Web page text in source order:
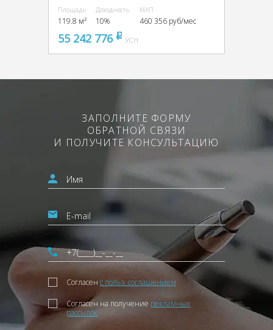
Площадь
119.8 м²
Доходность
10%
МАП
460 356 руб/мес
55 242 776 pуб
УСН
ЗАПОЛНИТЕ ФОРМУ
ОБРАТНОЙ СВЯЗИ
И ПОЛУЧИТЕ КОНСУЛЬТАЦИЮ
Согласен с польз. соглашением
Согласен на получение рекламных
рассылок